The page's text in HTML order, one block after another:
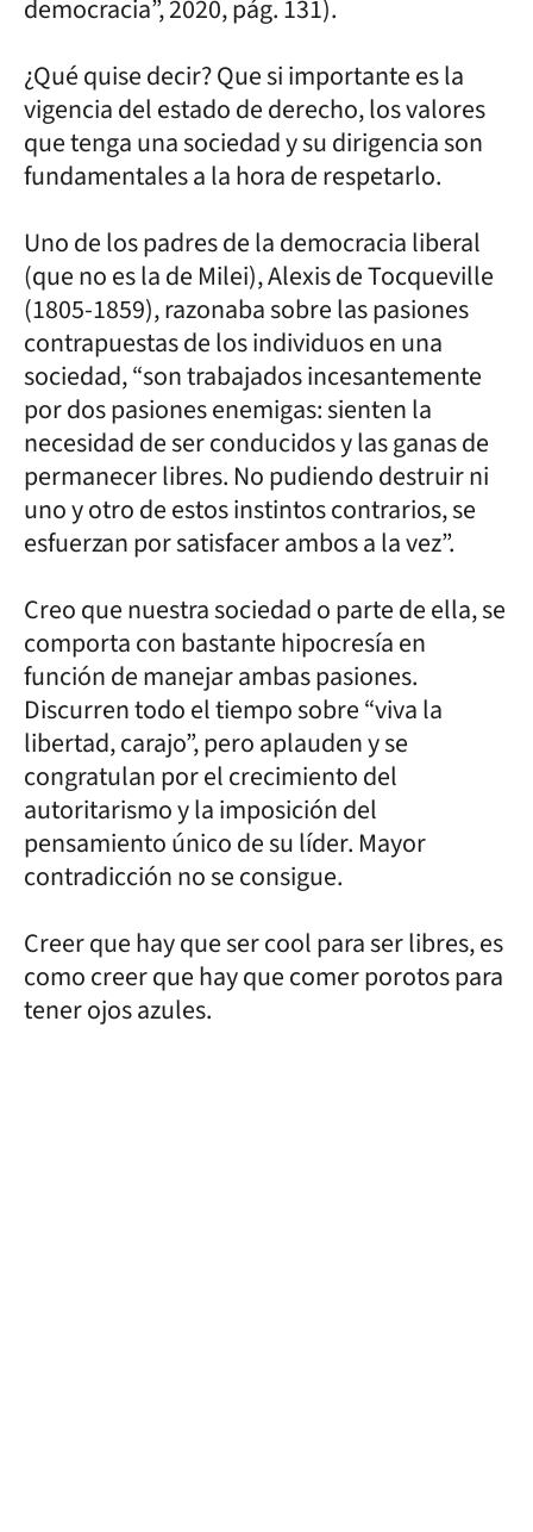
democracia”, 2020, pág. 131).
¿Qué quise decir? Que si importante es la
vigencia del estado de derecho, los valores
que tenga una sociedad y su dirigencia son
fundamentales a la hora de respetarlo.
Uno de los padres de la democracia liberal
(que no es la de Milei), Alexis de Tocqueville
(1805-1859), razonaba sobre las pasiones
contrapuestas de los individuos en una
sociedad, “son trabajados incesantemente
por dos pasiones enemigas: sienten la
necesidad de ser conducidos y las ganas de
permanecer libres. No pudiendo destruir ni
uno y otro de estos instintos contrarios, se
esfuerzan por satisfacer ambos a la vez”.
Creo que nuestra sociedad o parte de ella, se
comporta con bastante hipocresía en
función de manejar ambas pasiones.
Discurren todo el tiempo sobre “viva la
libertad, carajo”, pero aplauden y se
congratulan por el crecimiento del
autoritarismo y la imposición del
pensamiento único de su líder. Mayor
contradicción no se consigue.
Creer que hay que ser cool para ser libres, es
como creer que hay que comer porotos para
tener ojos azules.